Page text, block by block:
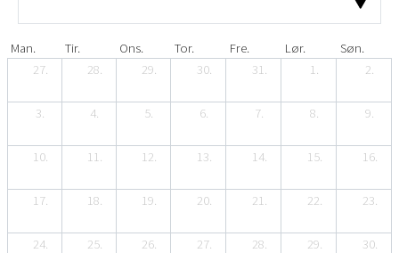
Man. Tir. Ons. Tor. Fre. Lør.
Søn.
27.
28. 29. 30. 31. 1. 2.
3. 4. 5. 6. 7. 8. 9.
10. 11. 12. 13. 14. 15. 16.
17. 18. 19. 20. 21. 22. 23.
24. 25. 26. 27. 28. 29. 30.